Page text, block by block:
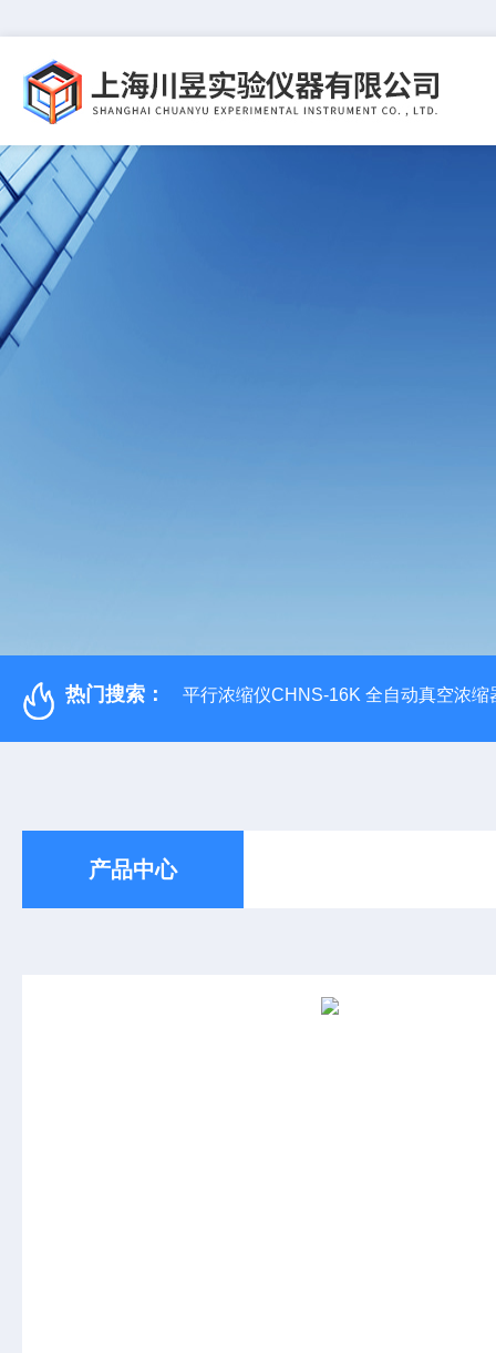
热门搜索： 平行浓缩仪CHNS-16K 全自动真空浓缩
产品中心